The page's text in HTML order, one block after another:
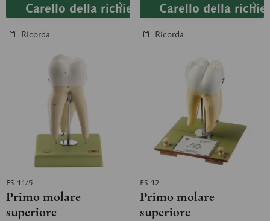
Carello della richiesta
Ricorda
Carello della
Ricorda
ES 11/5
Primo molare
superiore
ES 12
Primo molare
superiore